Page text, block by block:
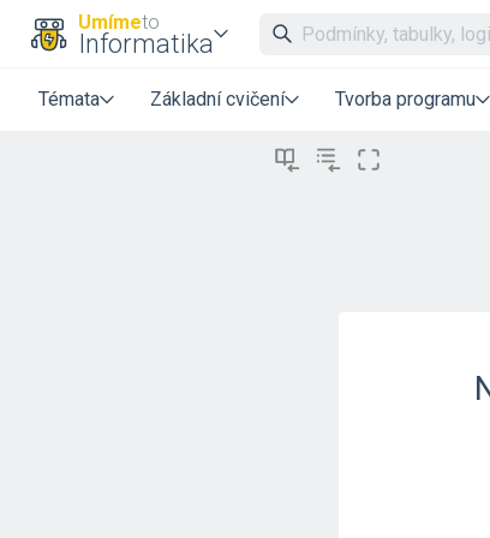
Umímeto
Informatika
Témata Základní cvičení Tvorba programu